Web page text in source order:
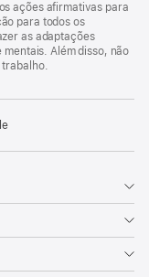
ações afirmativas para
para todos os
as adaptações
Além disso, não
trabalho.